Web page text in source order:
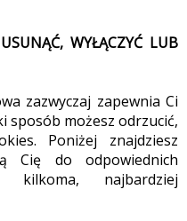
WYŁĄCZYĆ LUB
zazwyczaj zapewnia Ci
sposób możesz odrzucić,
Poniżej znajdziesz
Cię do odpowiednich
najbardziej